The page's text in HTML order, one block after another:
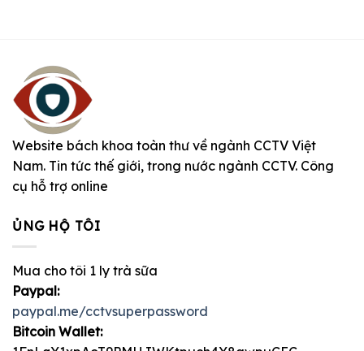
Website bách khoa toàn thư về ngành CCTV Việt
Nam. Tin tức thế giới, trong nước ngành CCTV. Công
cụ hỗ trợ online
ỦNG HỘ TÔI
Mua cho tôi 1 ly trà sữa
Paypal:
paypal.me/cctvsuperpassword
Bitcoin Wallet: